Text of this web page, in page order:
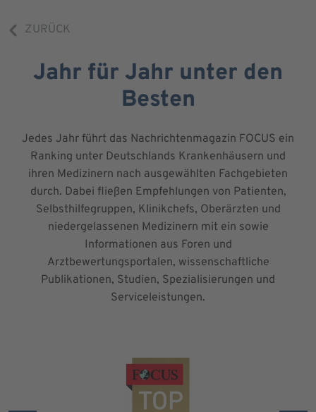
ZURÜCK
Jahr für Jahr unter den
Besten
Jedes Jahr führt das Nachrichtenmagazin FOCUS ein
Ranking unter Deutschlands Krankenhäusern und
ihren Medizinern nach ausgewählten Fachgebieten
durch. Dabei fließen Empfehlungen von Patienten,
Selbsthilfegruppen, Klinikchefs, Oberärzten und
niedergelassenen Medizinern mit ein sowie
Informationen aus Foren und
Arztbewertungsportalen, wissenschaftliche
Publikationen, Studien, Spezialisierungen und
Serviceleistungen.